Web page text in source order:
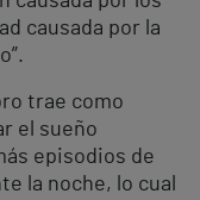
causada por la
trae como
el sueño
episodios de
la noche, lo cual